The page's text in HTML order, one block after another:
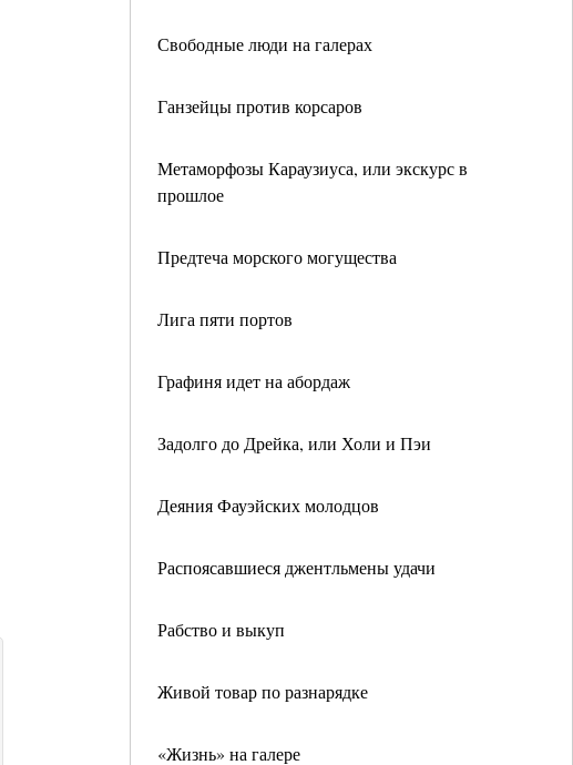
Свободные люди на галерах
Ганзейцы против корсаров
Метаморфозы Караузиуса, или экскурс в
прошлое
Предтеча морского могущества
Лига пяти портов
Графиня идет на абордаж
Задолго до Дрейка, или Холи и Пэи
Деяния Фауэйских молодцов
Распоясавшиеся джентльмены удачи
Рабство и выкуп
Живой товар по разнарядке
«Жизнь» на галере